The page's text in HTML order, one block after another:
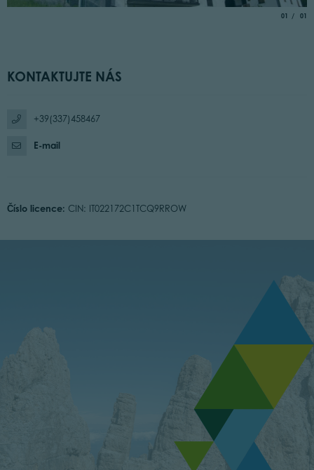
01 of
01
KONTAKTUJTE NÁS
+39(337)458467
E-mail
Číslo licence: CIN: IT022172C1TCQ9RROW